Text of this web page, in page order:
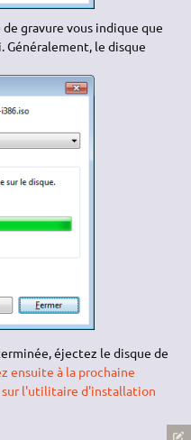
gravure vous indique que
Généralement, le disque
éjectez le disque de
ensuite à la prochaine
sur l'utilitaire d'installation